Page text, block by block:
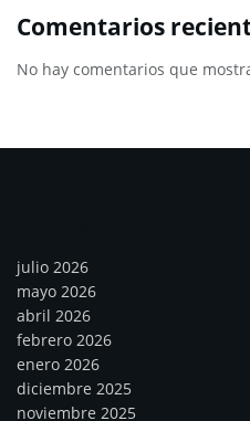
Comentarios
No hay comentarios que
julio 2026
mayo 2026
abril 2026
febrero 2026
enero 2026
diciembre 2025
noviembre 2025